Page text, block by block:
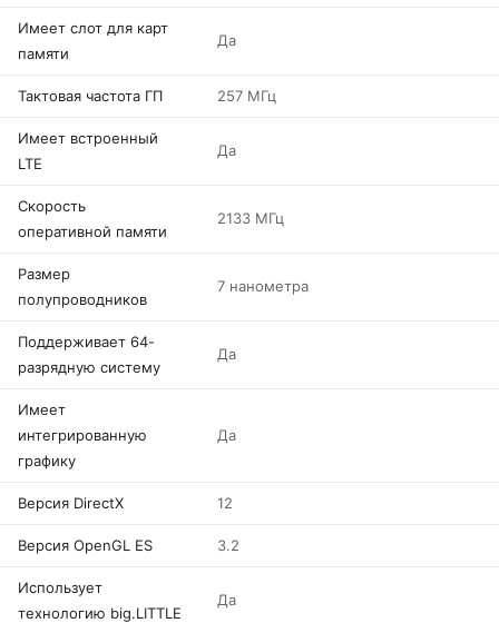
Имеет слот для карт
памяти
Да
Тактовая частота ГП 257 МГц
Имеет встроенный
LTE
Да
Скорость
оперативной памяти
2133 МГц
Размер
полупроводников
7 нанометра
Поддерживает 64-
разрядную систему
Да
Имеет
интегрированную
графику
Да
Версия DirectX 12
Версия OpenGL ES 3.2
Использует
технологию big.LITTLE
Да